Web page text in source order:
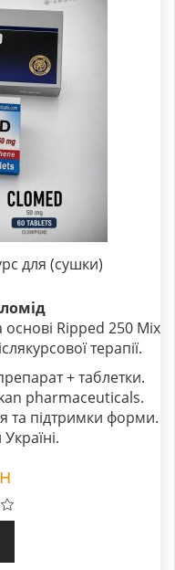
для (сушки)
Ripped 250 Mix
терапії.
+ таблетки.
pharmaceuticals.
та підтримки форми.